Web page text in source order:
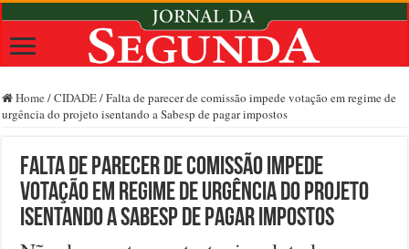
Home /CIDADE/Falta de parecer de comissão impede votação em regime de
urgência do projeto isentando a Sabesp de pagar impostos
Falta de parecer de comissão impede
votação em regime de urgência do projeto
isentando a Sabesp de pagar impostos